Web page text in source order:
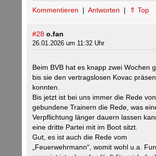
Kommentieren | Antworten | ⇑ Top
#28 o.fan
26.01.2026 um 11:32 Uhr
Beim BVB hat es knapp zwei Wochen
bis sie den vertragslosen Kovac
konnten.
Bis jetzt ist bei uns immer die Rede von
gebundene Trainern die Rede, was
Verpflichtung länger dauern lassen
eine dritte Partei mit im Boot sitzt.
Gut, es ist auch die Rede vom
„Feuerwehrmann“, womit wohl u.a.